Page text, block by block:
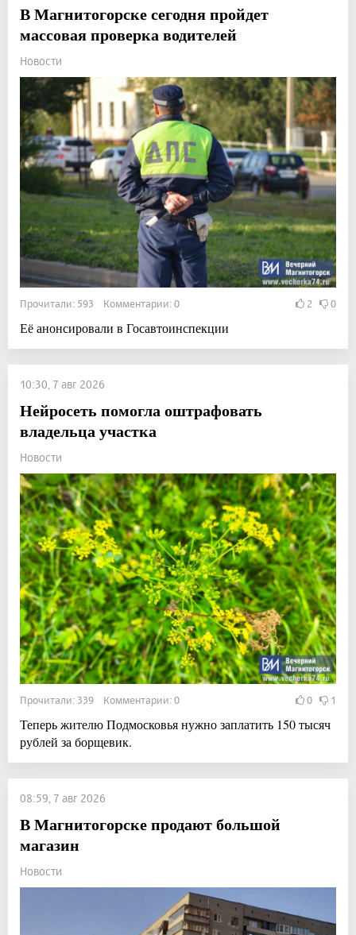
В Магнитогорске сегодня пройдет
массовая проверка водителей
Новости
Прочитали: 593 Комментарии: 0 2 0
Её анонсировали в Госавтоинспекции
10:30, 7 авг 2026
Нейросеть помогла оштрафовать
владельца участка
Новости
Прочитали: 339 Комментарии: 0 0 1
Теперь жителю Подмосковья нужно заплатить 150 тысяч
рублей за борщевик.
08:59, 7 авг 2026
В Магнитогорске продают большой
магазин
Новости